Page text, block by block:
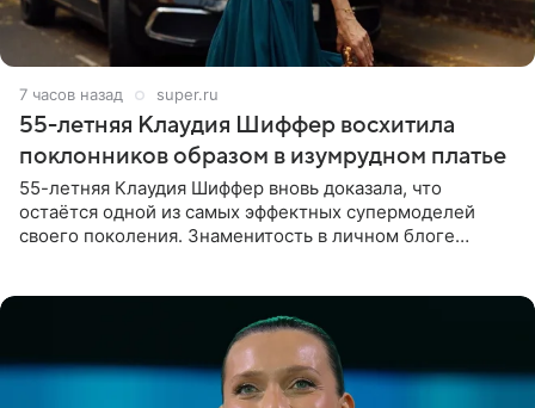
7 часов назад super.ru
55-летняя Клаудия Шиффер восхитила
поклонников образом в изумрудном платье
55-летняя Клаудия Шиффер вновь доказала, что
остаётся одной из самых эффектных супермоделей
своего поколения. Знаменитость в личном блоге